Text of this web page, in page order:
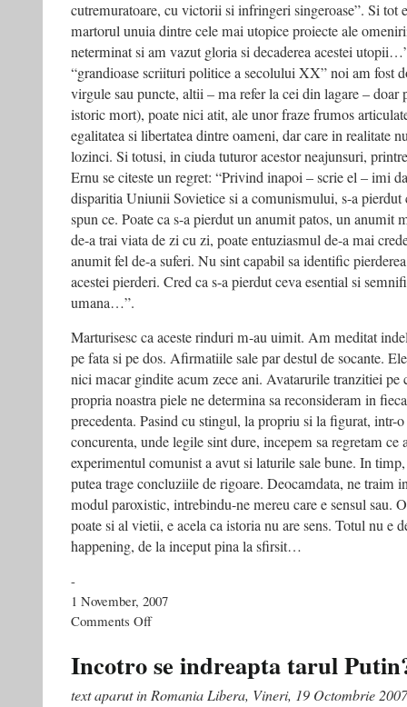
cutremuratoare, cu victorii si infringeri singeroase”. Si tot
martorul unuia dintre cele mai utopice proiecte ale
neterminat si am vazut gloria si decaderea acestei
“grandioase scriituri politice a secolului XX” noi am fost
virgule sau puncte, altii – ma refer la cei din lagare – doar
istoric mort), poate nici atit, ale unor fraze frumos
egalitatea si libertatea dintre oameni, dar care in realitate
lozinci. Si totusi, in ciuda tuturor acestor neajunsuri,
Ernu se citeste un regret: “Privind inapoi – scrie el – imi
disparitia Uniunii Sovietice si a comunismului, s-a pierdut
spun ce. Poate ca s-a pierdut un anumit patos, un anumit
de-a trai viata de zi cu zi, poate entuziasmul de-a mai
anumit fel de-a suferi. Nu sint capabil sa identific
acestei pierderi. Cred ca s-a pierdut ceva esential si
umana…”.
Marturisesc ca aceste rinduri m-au uimit. Am meditat
pe fata si pe dos. Afirmatiile sale par destul de socante.
nici macar gindite acum zece ani. Avatarurile tranzitiei pe
propria noastra piele ne determina sa reconsideram in
precedenta. Pasind cu stingul, la propriu si la figurat, intr-o
concurenta, unde legile sint dure, incepem sa regretam ce
experimentul comunist a avut si laturile sale bune. In
putea trage concluziile de rigoare. Deocamdata, ne traim
modul paroxistic, intrebindu-ne mereu care e sensul sau.
poate si al vietii, e acela ca istoria nu are sens. Totul nu e
happening, de la inceput pina la sfirsit…
-
1 November, 2007
Comments Offon
URSS”
Ziarul
Incotro se indreapta tarul
text aparut in Romania Libera, Vineri, 19 Octombrie 2007